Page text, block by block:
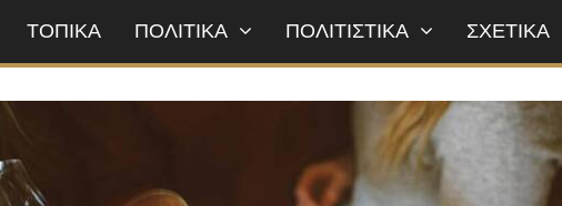
ΤΟΠΙΚΑ ΠΟΛΙΤΙΚΑ ΠΟΛΙΤΙΣΤΙΚΑ ΣΧΕΤΙΚΑ